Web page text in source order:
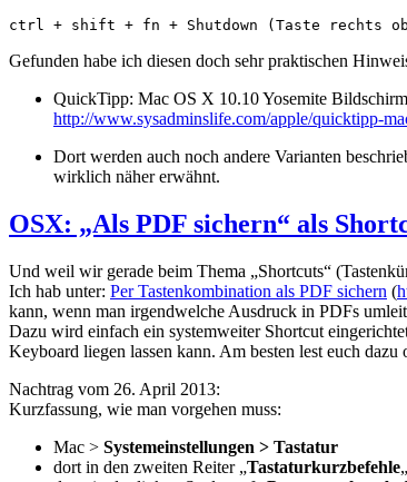
ctrl + shift + fn + Shutdown (Taste rechts
Gefunden habe ich diesen doch sehr praktischen
QuickTipp: Mac OS X 10.10 Yosemite
http://www.sysadminslife.com/apple/quicktipp-
Dort werden auch noch andere Varianten
wirklich näher erwähnt.
OSX: „Als PDF sichern“ als
Und weil wir gerade beim Thema „Shortcuts“
Ich hab unter: Per Tastenkombination als PDF sichern (
kann, wenn man irgendwelche Ausdruck in PDFs
Dazu wird einfach ein systemweiter Shortcut
Keyboard liegen lassen kann. Am besten lest euch
Nachtrag vom 26. April 2013:
Kurzfassung, wie man vorgehen muss:
Mac > Systemeinstellungen > Tastatur
dort in den zweiten Reiter „Tastaturkurzbefehle„